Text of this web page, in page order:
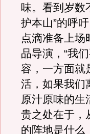
味。看到岁数
护本山”的呼
点滴准备上场
品导演，“我
容，一方面就
活，如果我们
原汁原味的生
贵之处在于，
的阵地是什么